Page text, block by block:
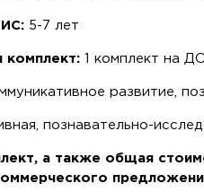
5-7 лет
комплект: 1 комплект на
развитие,
познавательно-
а также общая